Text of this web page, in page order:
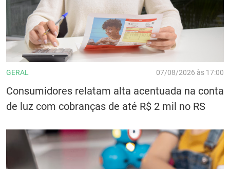
GERAL 07/08/2026 às 17:00
Consumidores relatam alta acentuada na conta
de luz com cobranças de até R$ 2 mil no RS